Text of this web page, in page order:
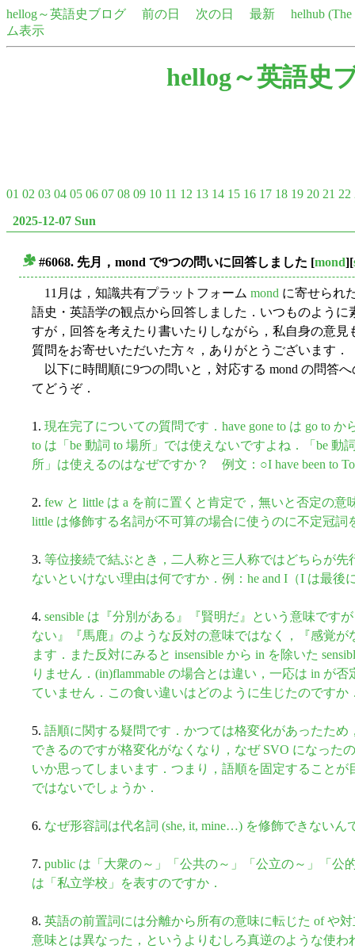
hellog～英語史ブログ 前の日 次の日 最新
helhub
ム表示
hellog～英語史
01 02 03 04 05 06 07 08 09 10 11 12 13 14 15 16 17 18 19 20 21 22
2025-12-07 Sun
#6068. 先月，mond で9つの問いに回答しました [mond][
11月は，知識共有プラットフォーム mond に寄せられ
語史・英語学の観点から回答しました．いつものよう
すが，回答を考えたり書いたりしながら，私自身の意
質問をお寄せいただいた方々，ありがとうございます．
以下に時間順に9つの問いと，対応する mond の問答
てどうぞ．
1. 現在完了についての質問です．have gone to は go to
to は「be 動詞 to 場所」では使えないですよね．「be 動
所」は使えるのはなぜですか？ 例文：○I have been to
2. few と little は a を前に置くと肯定で，無いと否定の
little は修飾する名詞が不可算の場合に使うのに不定冠
3. 等位接続で結ぶとき，二人称と三人称ではどちらが
ないといけない理由は何ですか．例：he and I（I は最後
4. sensible は『分別がある』『賢明だ』という意味です
ない』『馬鹿』のような反対の意味ではなく，『感覚
ます．また反対にみると insensible から in を除いた
りません．(in)flammable の場合とは違い，一応は in が
ていません．この食い違いはどのように生じたのですか
5. 語順に関する疑問です．かつては格変化があったた
できるのですが格変化がなくなり，なぜ SVO になった
いか思ってしまいます．つまり，語順を固定すること
ではないでしょうか．
6. なぜ形容詞は代名詞 (she, it, mine…) を修飾できないん
7. public は「大衆の～」「公共の～」「公立の～」「公
は「私立学校」を表すのですか．
8. 英語の前置詞には分離から所有の意味に転じた of や
意味とは異なった，というよりむしろ真逆のような使